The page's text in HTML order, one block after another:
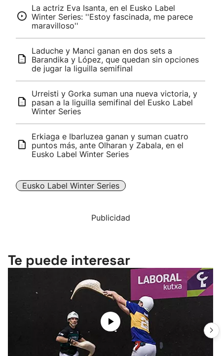
La actriz Eva Isanta, en el Eusko Label
Winter Series: ''Estoy fascinada, me parece
maravilloso''
Laduche y Manci ganan en dos sets a
Barandika y López, que quedan sin opciones
de jugar la liguilla semifinal
Urreisti y Gorka suman una nueva victoria, y
pasan a la liguilla semifinal del Eusko Label
Winter Series
Erkiaga e Ibarluzea ganan y suman cuatro
puntos más, ante Olharan y Zabala, en el
Eusko Label Winter Series
Eusko Label Winter Series
Publicidad
Te puede interesar